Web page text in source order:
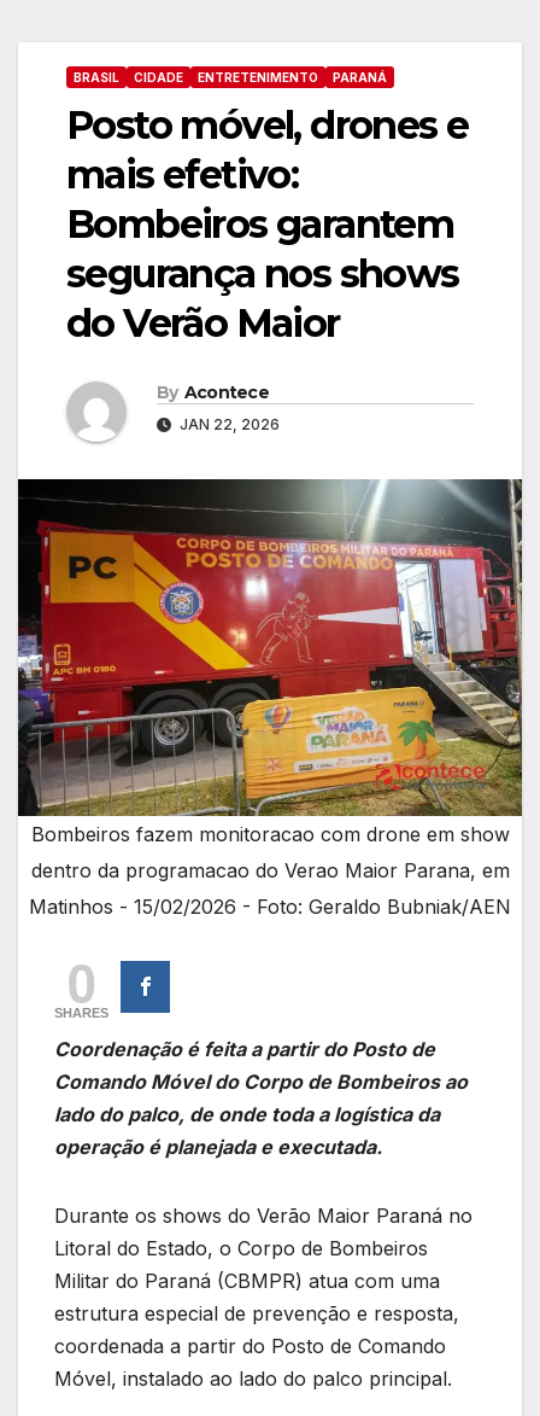
BRASIL CIDADE ENTRETENIMENTO PARANÁ
Posto móvel, drones e
mais efetivo:
Bombeiros garantem
segurança nos shows
do Verão Maior
By Acontece
JAN 22, 2026
Bombeiros fazem monitoracao com drone em show
dentro da programacao do Verao Maior Parana, em
Matinhos - 15/02/2026 - Foto: Geraldo Bubniak/AEN
0
SHARES
Coordenação é feita a partir do Posto de
Comando Móvel do Corpo de Bombeiros ao
lado do palco, de onde toda a logística da
operação é planejada e executada.
Durante os shows do Verão Maior Paraná no
Litoral do Estado, o Corpo de Bombeiros
Militar do Paraná (CBMPR) atua com uma
estrutura especial de prevenção e resposta,
coordenada a partir do Posto de Comando
Móvel, instalado ao lado do palco principal.